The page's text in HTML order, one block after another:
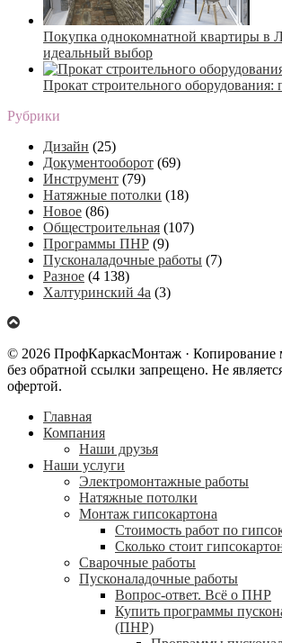
Покупка однокомнатной квартиры в
идеальный выбор
Прокат строительного оборудования:
Рубрики
Дизайн (25)
Документооборот (69)
Инструмент (79)
Натяжные потолки (18)
Новое (86)
Общестроительная (107)
Программы ПНР (9)
Пусконаладочные работы (7)
Разное (4 138)
Халтуринский 4а (3)
© 2026 ПрофКаркасМонтаж · Копирование
без обратной ссылки запрещено. Не
офертой.
Главная
Компания
Наши друзья
Наши услуги
Электромонтажные работы
Натяжные потолки
Монтаж гипсокартона
Стоимость работ по
Сколько стоит
Сварочные работы
Пусконаладочные работы
Вопрос-ответ. Всё о ПНР
Купить программы
(ПНР)